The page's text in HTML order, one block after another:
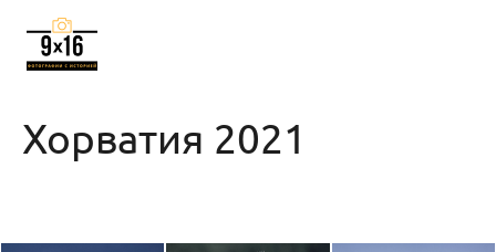
Хорватия 2021